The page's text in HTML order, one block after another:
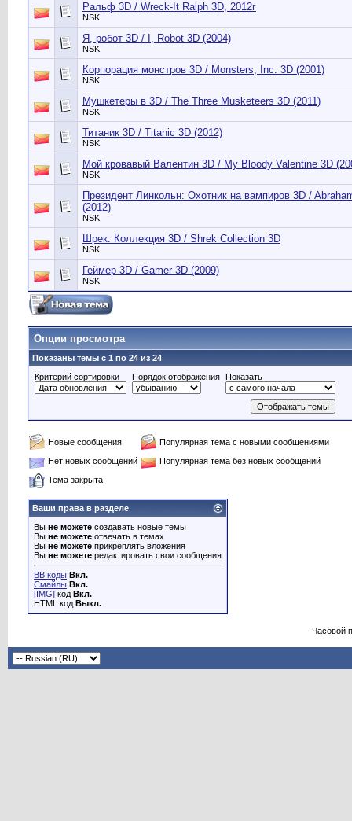
Ральф 3D / Wreck-It Ralph 3D, 2012г
NSK
Я, робот 3D / I, Robot 3D (2004)
NSK
Корпорация монстров 3D / Monsters, Inc. 3D (2001)
NSK
Мушкетеры в 3D / The Three Musketeers 3D (2011)
NSK
Титаник 3D / Titanic 3D (2012)
NSK
Мой кровавый Валентин 3D / My Bloody Valentine 3D
NSK
Президент Линкольн: Охотник на вампиров 3D /
(2012)
NSK
Шрек: Коллекция 3D / Shrek Collection 3D
NSK
Геймер 3D / Gamer 3D (2009)
NSK
Опции просмотра
Показаны темы с 1 по 24 из 24
Критерий сортировки
Порядок отображения Показать
Новые сообщения
Популярная тема с новыми сообщениями
Нет новых сообщений
Популярная тема без новых сообщений
Тема закрыта
Ваши права в разделе
Вы не можете создавать новые темы
Вы не можете отвечать в темах
Вы не можете прикреплять вложения
Вы не можете редактировать свои сообщения
BB коды Вкл.
Смайлы Вкл.
[IMG] код Вкл.
HTML код Выкл.
Часовой